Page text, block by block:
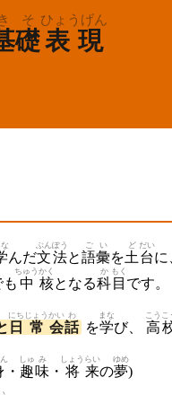
礎
そ
表現
ひょうげん
な
んだ文
ぶん
法
ぽう
と語
ご
彙
い
を土
ど
台
だい
に
中
ちゅう
核
かく
となる科
か
目
もく
です。
日
にち
常
じょう
会
かい
話
わ
を学
まな
び、 高
こうこ
・ 趣
しゅ
味
み
・ 将
しょう
来
らい
の夢
ゆめ
)